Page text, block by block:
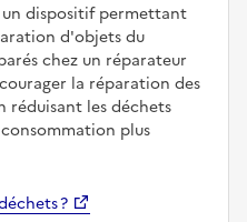
dispositif permettant
d'objets du
chez un réparateur
la réparation des
les déchets
plus
?